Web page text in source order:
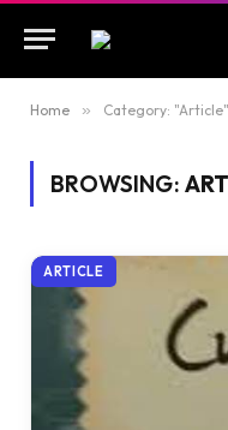
Home » Category:
BROWSING:
ARTICLE